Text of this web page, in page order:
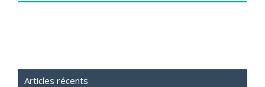
Articles récents